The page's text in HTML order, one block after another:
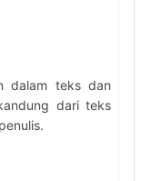
dalam teks dan
dari teks